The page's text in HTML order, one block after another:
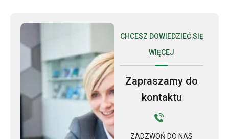
CHCESZ DOWIEDZIEĆ SIĘ
WIĘCEJ
Zapraszamy do
kontaktu
ZADZWOŃ DO NAS